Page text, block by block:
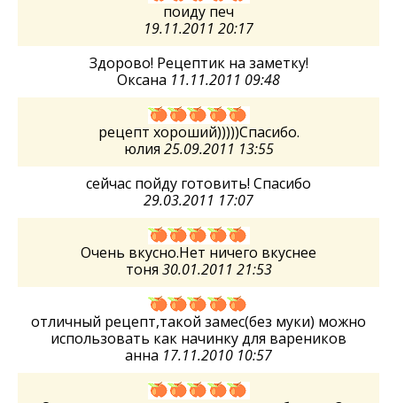
поиду печ
19.11.2011 20:17
Здорово! Рецептик на заметку!
Оксана 11.11.2011 09:48
рецепт хороший)))))Спасибо.
юлия 25.09.2011 13:55
сейчас пойду готовить! Спасибо
29.03.2011 17:07
Очень вкусно.Нет ничего вкуснее
тоня 30.01.2011 21:53
отличный рецепт,такой замес(без муки) можно
использовать как начинку для вареников
анна 17.11.2010 10:57